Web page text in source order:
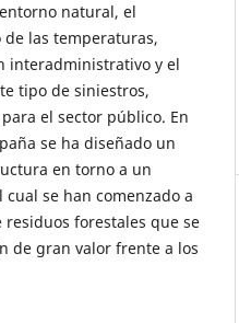
natural, el
las temperaturas,
interadministrativo y el
tipo de siniestros,
el sector público. En
se ha diseñado un
en torno a un
se han comenzado a
forestales que se
de gran valor frente a los